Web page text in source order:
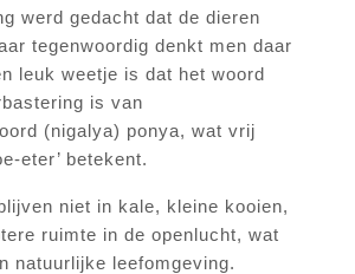
werd gedacht dat de dieren
tegenwoordig denkt men daar
leuk weetje is dat het woord
is van
(nigalya) ponya, wat vrij
eter’ betekent.
niet in kale, kleine kooien,
ruimte in de openlucht, wat
natuurlijke leefomgeving.